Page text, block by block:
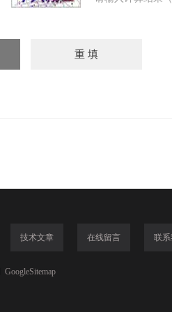
技术文章 在线留言 联
GoogleSitemap